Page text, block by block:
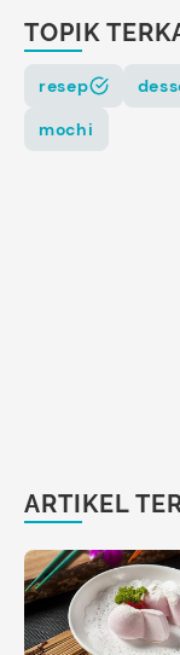
TOPIK
resep
mochi
ARTIKEL